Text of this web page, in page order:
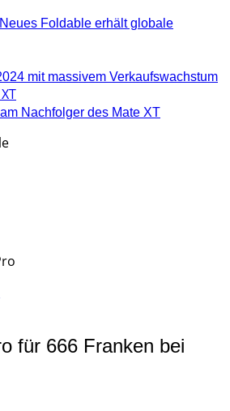
Foldable erhält globale
mit massivem Verkaufswachstum
Nachfolger des Mate XT
für 666 Franken bei